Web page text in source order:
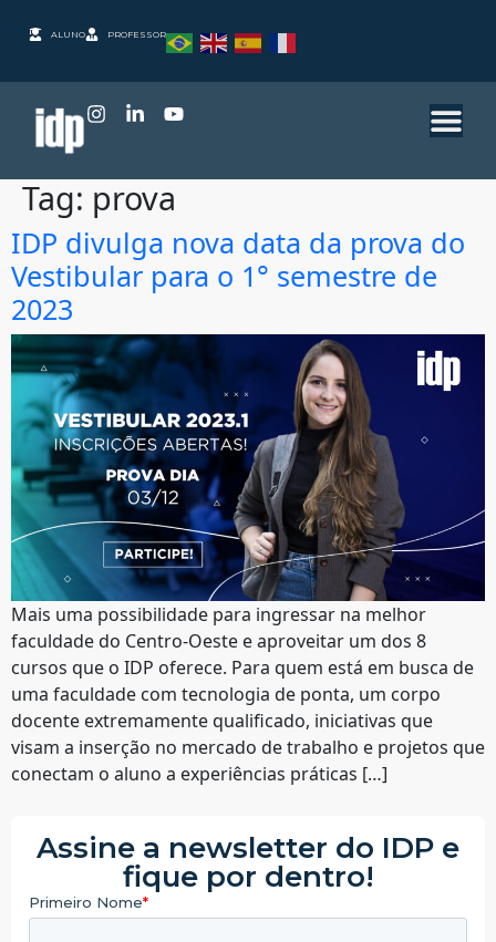
ALUNO PROFESSOR
Tag: prova
IDP divulga nova data da prova do
Vestibular para o 1° semestre de
2023
Mais uma possibilidade para ingressar na melhor
faculdade do Centro-Oeste e aproveitar um dos 8
cursos que o IDP oferece. Para quem está em busca de
uma faculdade com tecnologia de ponta, um corpo
docente extremamente qualificado, iniciativas que
visam a inserção no mercado de trabalho e projetos que
conectam o aluno a experiências práticas […]
Assine a newsletter do IDP e
fique por dentro!